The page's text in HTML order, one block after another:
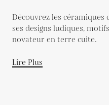
Découvrez les céramiques
ses designs ludiques,
novateur en terre cuite.
Lire Plus